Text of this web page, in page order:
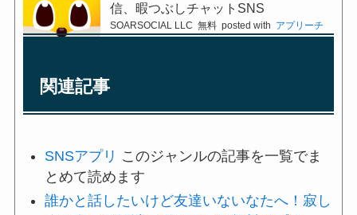
信、暇つぶしチャットSNS
SOARSOCIAL LLC 無料 posted with アプリーチ
関連記事
SNSアプリ このジャンルの記事を一覧でま
とめて読めます
誰かと話したいけど友達いないなたへ！寂し